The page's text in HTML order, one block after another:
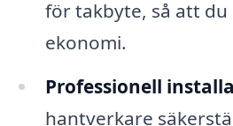
för takbyte, så att du
ekonomi.
Professionell
hantverkare